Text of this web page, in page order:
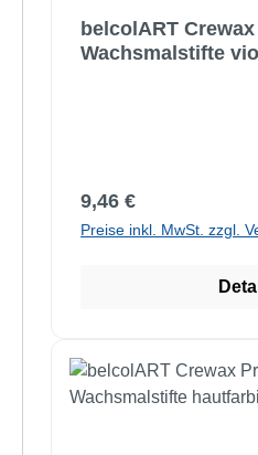
belcolART
Wachsmalstifte
Regulärer Preis:
9,46 €
Preise inkl. MwSt. zzgl.